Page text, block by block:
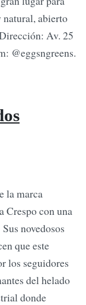
natural, abierto
Av. 25
@eggsngreens.
la marca
con una
Sus novedosos
que este
los seguidores
del helado
donde